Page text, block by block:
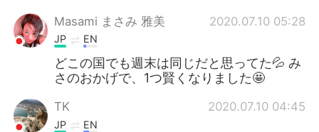
Masami まさみ 雅美 2020.07.10 05:28
JP EN
どこの国でも週末は同じだと思ってた💦 み
さのおかげで、1つ賢くなりました🤩
TK 2020.07.10 04:45
JP EN